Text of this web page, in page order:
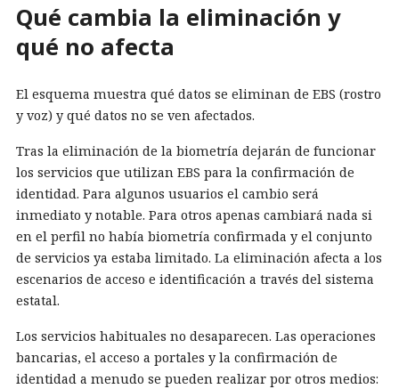
Qué cambia la eliminación y
qué no afecta
El esquema muestra qué datos se eliminan de EBS (rostro
y voz) y qué datos no se ven afectados.
Tras la eliminación de la biometría dejarán de funcionar
los servicios que utilizan EBS para la confirmación de
identidad. Para algunos usuarios el cambio será
inmediato y notable. Para otros apenas cambiará nada si
en el perfil no había biometría confirmada y el conjunto
de servicios ya estaba limitado. La eliminación afecta a los
escenarios de acceso e identificación a través del sistema
estatal.
Los servicios habituales no desaparecen. Las operaciones
bancarias, el acceso a portales y la confirmación de
identidad a menudo se pueden realizar por otros medios: